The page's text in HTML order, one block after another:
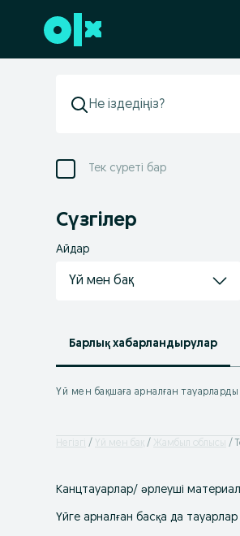
Төменгі деректемеге өту
Тек суреті бар
Сүзгілер
Айдар
Үй мен бақ
Барлық хабарландырулар
Үй мен бақшаға арналған тауарларды
Негізгі Үй мен бақ Жамбыл облысы
Канцтауарлар/ əрлеуші
Үйге арналған басқа да тауарлар